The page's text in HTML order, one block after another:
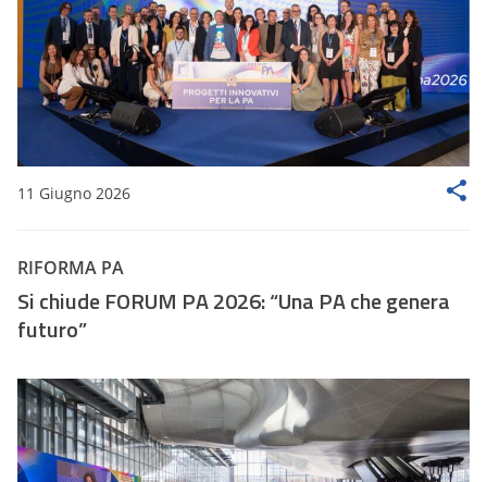
11 Giugno 2026
RIFORMA PA
Si chiude FORUM PA 2026: “Una PA che genera
futuro”